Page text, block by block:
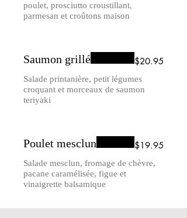
poulet, prosciutto croustillant,
parmesan et croûtons maison
Saumon grillé
Salade printanière, petit légumes
croquant et morceaux de saumon
teriyaki
$20.95
Poulet mesclun
Salade mesclun, fromage de chèvre,
pacane caramélisée, figue et
vinaigrette balsamique
$19.95